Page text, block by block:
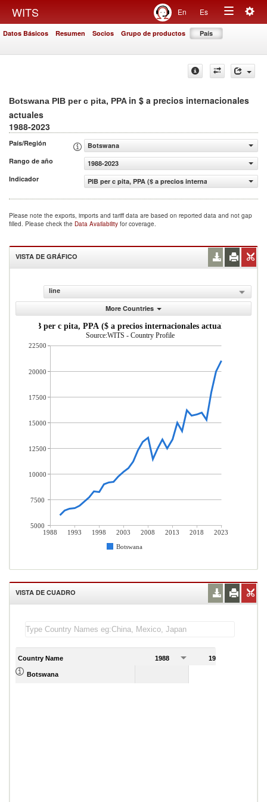
WITS En Es
Toggle
Datos Básicos Resumen Socios Grupo de productos País
Botswana PIB per c pita, PPA in $ a precios internacionales
actuales
1988-2023
País/Región
Botswana
Rango de año
1988-2023
Indicador
PIB per c pita, PPA ($ a precios internacionales actuales)
Please note the exports, imports and tariff data are based on reported data and not gap
filled. Please check the Data Availability for coverage.
VISTA DE GRÁFICO
line
More Countries
PIB per c pita, PPA ($ a precios internacionales actuales)
Source:WITS - Country Profile
1988 1993 1998 2003 2008 2013 2018
2023
Botswana
22500
20000
17500
15000
12500
10000
7500
5000
VISTA DE CUADRO
Country Name 1988 1989
Botswana